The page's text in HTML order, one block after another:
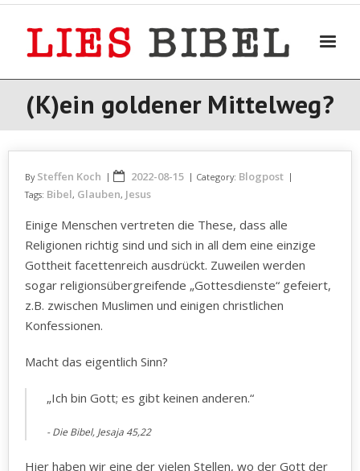
Skip
(K)ein goldener Mittelweg?
By Steffen Koch 2022-08-15 Category: Blogpost
Tags: Bibel, Glauben, Jesus
Einige Menschen vertreten die These, dass alle
Religionen richtig sind und sich in all dem eine einzige
Gottheit facettenreich ausdrückt. Zuweilen werden
sogar religionsübergreifende „Gottesdienste“ gefeiert,
z.B. zwischen Muslimen und einigen christlichen
Konfessionen.
Macht das eigentlich Sinn?
„Ich bin Gott; es gibt keinen anderen.“
Die Bibel, Jesaja 45,22
Hier haben wir eine der vielen Stellen, wo der Gott der